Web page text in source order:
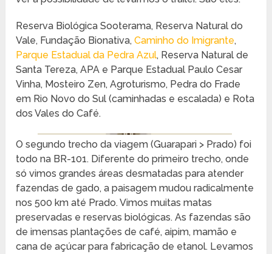
Reserva Biológica Sooterama, Reserva Natural do
Vale, Fundação Bionativa,Caminho do Imigrante,
Parque Estadual da Pedra Azul, Reserva Natural de
Santa Tereza, APA e Parque Estadual Paulo Cesar
Vinha, Mosteiro Zen, Agroturismo, Pedra do Frade
em Rio Novo do Sul (caminhadas e escalada) e Rota
dos Vales do Café.
O segundo trecho da viagem (Guarapari > Prado) foi
todo na BR-101. Diferente do primeiro trecho, onde
só vimos grandes áreas desmatadas para atender
fazendas de gado, a paisagem mudou radicalmente
nos 500 km até Prado. Vimos muitas matas
preservadas e reservas biológicas. As fazendas são
de imensas plantações de café, aipim, mamão e
cana de açúcar para fabricação de etanol. Levamos